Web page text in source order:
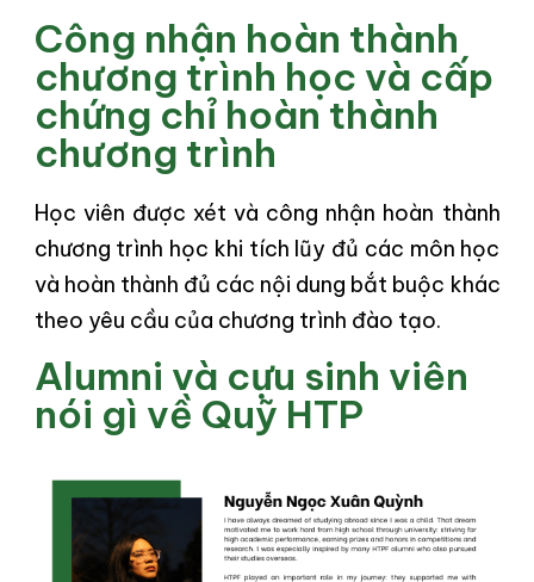
Công nhận hoàn thành
chương trình học và cấp
chứng chỉ hoàn thành
chương trình
Học viên được xét và công nhận hoàn thành
chương trình học khi tích lũy đủ các môn học
và hoàn thành đủ các nội dung bắt buộc khác
theo yêu cầu của chương trình đào tạo.
Alumni và cựu sinh viên
nói gì về Quỹ HTP